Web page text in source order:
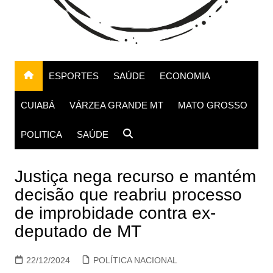
ESPORTES SAÚDE ECONOMIA
CUIABÁ VÁRZEA GRANDE MT MATO GROSSO
POLITICA SAÚDE
Justiça nega recurso e mantém
decisão que reabriu processo
de improbidade contra ex-
deputado de MT
22/12/2024 POLÍTICA NACIONAL